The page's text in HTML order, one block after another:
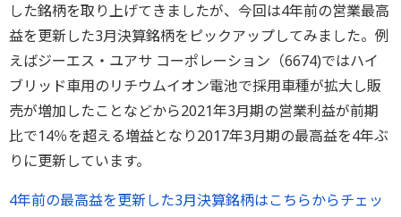
した銘柄を取り上げてきましたが、今回は4年前の営業最高
益を更新した3月決算銘柄をピックアップしてみました。例
えばジーエス・ユアサ コーポレーション（6674)ではハイ
ブリッド車用のリチウムイオン電池で採用車種が拡大し販
売が増加したことなどから2021年3月期の営業利益が前期
比で14％を超える増益となり2017年3月期の最高益を4年ぶ
りに更新しています。
4年前の最高益を更新した3月決算銘柄はこちらからチェッ